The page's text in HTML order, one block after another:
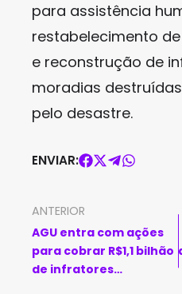
para assistência
restabelecimento
e reconstrução de
moradias
pelo desastre.
ENVIAR:
ANTERIOR
AGU entra com ações
para cobrar R$1,1 bilhão
de infratores